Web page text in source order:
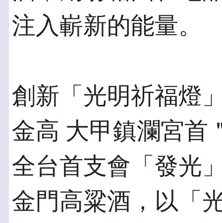
注入嶄新的能量。
創新「光明祈福燈
金高 大甲鎮瀾宮首
全台首支會「發光
金門高粱酒，以「